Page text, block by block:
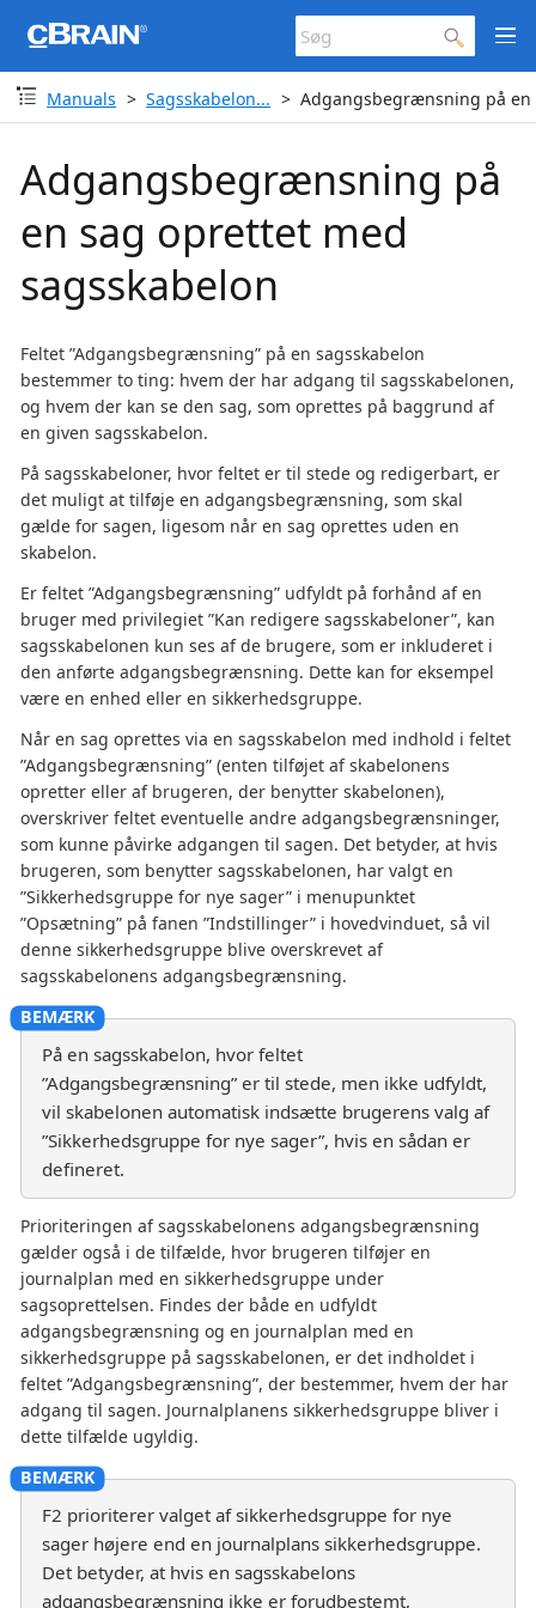
Manuals Sagsskabelon... Adgangsbegrænsning på en
Adgangsbegrænsning på
en sag oprettet med
sagsskabelon
Feltet ”Adgangsbegrænsning” på en sagsskabelon
bestemmer to ting: hvem der har adgang til sagsskabelonen,
og hvem der kan se den sag, som oprettes på baggrund af
en given sagsskabelon.
På sagsskabeloner, hvor feltet er til stede og redigerbart, er
det muligt at tilføje en adgangsbegrænsning, som skal
gælde for sagen, ligesom når en sag oprettes uden en
skabelon.
Er feltet ”Adgangsbegrænsning” udfyldt på forhånd af en
bruger med privilegiet ”Kan redigere sagsskabeloner”, kan
sagsskabelonen kun ses af de brugere, som er inkluderet i
den anførte adgangsbegrænsning. Dette kan for eksempel
være en enhed eller en sikkerhedsgruppe.
Når en sag oprettes via en sagsskabelon med indhold i feltet
”Adgangsbegrænsning” (enten tilføjet af skabelonens
opretter eller af brugeren, der benytter skabelonen),
overskriver feltet eventuelle andre adgangsbegrænsninger,
som kunne påvirke adgangen til sagen. Det betyder, at hvis
brugeren, som benytter sagsskabelonen, har valgt en
”Sikkerhedsgruppe for nye sager” i menupunktet
”Opsætning” på fanen ”Indstillinger” i hovedvinduet, så vil
denne sikkerhedsgruppe blive overskrevet af
sagsskabelonens adgangsbegrænsning.
På en sagsskabelon, hvor feltet
”Adgangsbegrænsning” er til stede, men ikke udfyldt,
vil skabelonen automatisk indsætte brugerens valg af
”Sikkerhedsgruppe for nye sager”, hvis en sådan er
defineret.
Prioriteringen af sagsskabelonens adgangsbegrænsning
gælder også i de tilfælde, hvor brugeren tilføjer en
journalplan med en sikkerhedsgruppe under
sagsoprettelsen. Findes der både en udfyldt
adgangsbegrænsning og en journalplan med en
sikkerhedsgruppe på sagsskabelonen, er det indholdet i
feltet ”Adgangsbegrænsning”, der bestemmer, hvem der har
adgang til sagen. Journalplanens sikkerhedsgruppe bliver i
dette tilfælde ugyldig.
F2 prioriterer valget af sikkerhedsgruppe for nye
sager højere end en journalplans sikkerhedsgruppe.
Det betyder, at hvis en sagsskabelons
adgangsbegrænsning ikke er forudbestemt,